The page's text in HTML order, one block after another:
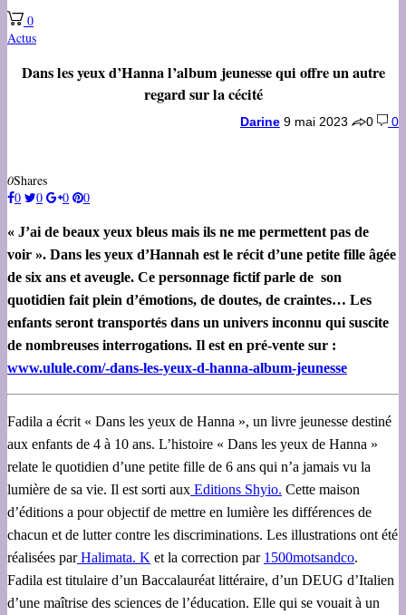
0
Actus
Dans les yeux d’Hanna l’album jeunesse qui offre un autre
regard sur la cécité
Darine 9 mai 2023 0 0
0Shares
0
0 0 0
« J’ai de beaux yeux bleus mais ils ne me permettent pas de
voir ». Dans les yeux d’Hannah est le récit d’une petite fille âgée
de six ans et aveugle. Ce personnage fictif parle de son
quotidien fait plein d’émotions, de doutes, de craintes… Les
enfants seront transportés dans un univers inconnu qui suscite
de nombreuses interrogations. Il est en pré-vente sur :
www.ulule.com/-dans-les-yeux-d-hanna-album-jeunesse
Fadila a écrit « Dans les yeux de Hanna », un livre jeunesse destiné
aux enfants de 4 à 10 ans. L’histoire « Dans les yeux de Hanna »
relate le quotidien d’une petite fille de 6 ans qui n’a jamais vu la
lumière de sa vie. Il est sorti aux Editions Shyio. Cette maison
d’éditions a pour objectif de mettre en lumière les différences de
chacun et de lutter contre les discriminations. Les illustrations ont été
réalisées parHalimata. K et la correction par 1500motsandco.
Fadila est titulaire d’un Baccalauréat littéraire, d’un DEUG d’Italien
d’une maîtrise des sciences de l’éducation. Elle qui se vouait à un